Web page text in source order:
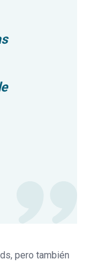
pero también